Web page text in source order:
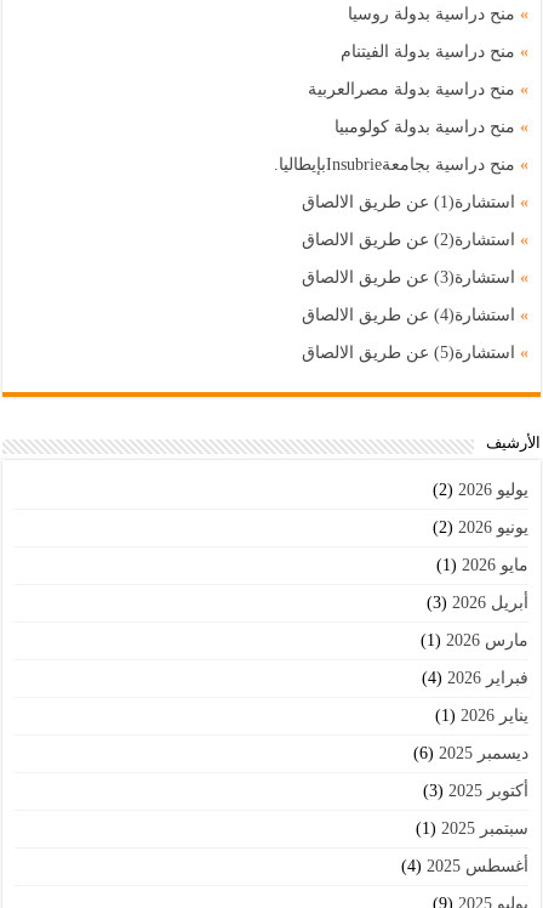
» منح دراسية بدولة روسيا
» منح دراسية بدولة الفيتنام
» منح دراسية بدولة مصرالعربية
» منح دراسية بدولة كولومبيا
» منح دراسية بجامعةInsubrieبإيطاليا.
» استشارة(1) عن طريق الالصاق
» استشارة(2) عن طريق الالصاق
» استشارة(3) عن طريق الالصاق
» استشارة(4) عن طريق الالصاق
» استشارة(5) عن طريق الالصاق
اﻷرشيف
يوليو 2026 (2)
يونيو 2026 (2)
مايو 2026 (1)
أبريل 2026 (3)
مارس 2026 (1)
فبراير 2026 (4)
يناير 2026 (1)
ديسمبر 2025 (6)
أكتوبر 2025 (3)
سبتمبر 2025 (1)
أغسطس 2025 (4)
يوليو 2025 (9)